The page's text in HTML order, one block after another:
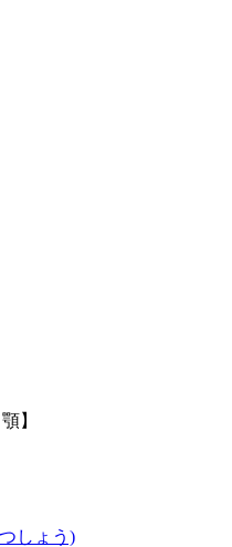
】
しょう)